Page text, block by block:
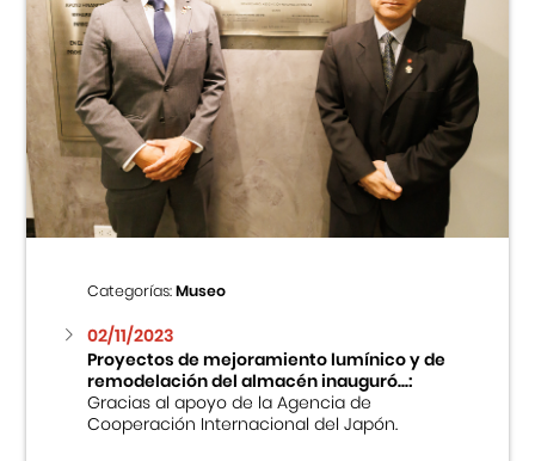
Categorías:Museo
02/11/2023
Proyectos de mejoramiento lumínico y de
remodelación del almacén inauguró...:
Gracias al apoyo de la Agencia de
Cooperación Internacional del Japón.